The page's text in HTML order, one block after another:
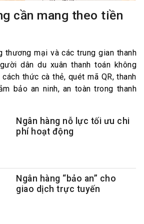
cần mang theo tiền
thương mại và các trung gian thanh
dân du xuân thanh toán không
thức cà thẻ, quét mã QR, thanh
bảo an ninh, an toàn trong thanh
Ngân hàng nỗ lực tối ưu chi
phí hoạt động
Ngân hàng “bảo an” cho
giao dịch trực tuyến